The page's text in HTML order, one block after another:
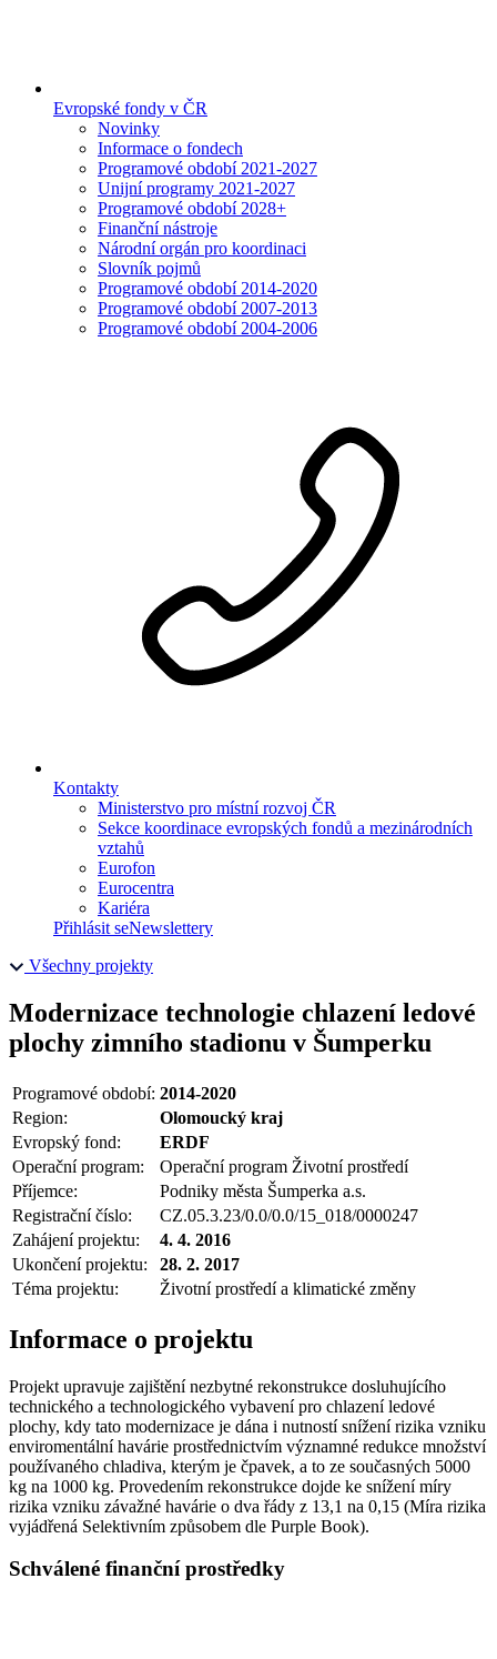
Evropské fondy v ČR
Novinky
Informace o fondech
Programové období 2021-2027
Unijní programy 2021-2027
Programové období 2028+
Finanční nástroje
Národní orgán pro koordinaci
Slovník pojmů
Programové období 2014-2020
Programové období 2007-2013
Programové období 2004-2006
Kontakty
Ministerstvo pro místní rozvoj ČR
Sekce koordinace evropských fondů a mezinárodních
vztahů
Eurofon
Eurocentra
Kariéra
Přihlásit seNewslettery
Všechny projekty
Modernizace technologie chlazení ledové
plochy zimního stadionu v Šumperku
Programové období: 2014-2020
Region:
Olomoucký kraj
Evropský fond:
ERDF
Operační program:
Operační program Životní prostředí
Příjemce:
Podniky města Šumperka a.s.
Registrační číslo:
CZ.05.3.23/0.0/0.0/15_018/0000247
Zahájení projektu:
4. 4. 2016
Ukončení projektu:
28. 2. 2017
Téma projektu:
Životní prostředí a klimatické změny
Informace o projektu
Projekt upravuje zajištění nezbytné rekonstrukce dosluhujícího
technického a technologického vybavení pro chlazení ledové
plochy, kdy tato modernizace je dána i nutností snížení rizika vzniku
enviromentální havárie prostřednictvím významné redukce množství
používaného chladiva, kterým je čpavek, a to ze současných 5000
kg na 1000 kg. Provedením rekonstrukce dojde ke snížení míry
rizika vzniku závažné havárie o dva řády z 13,1 na 0,15 (Míra rizika
vyjádřená Selektivním způsobem dle Purple Book).
Schválené finanční prostředky